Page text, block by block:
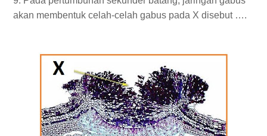
akan membentuk celah-celah gabus pada X disebut ….